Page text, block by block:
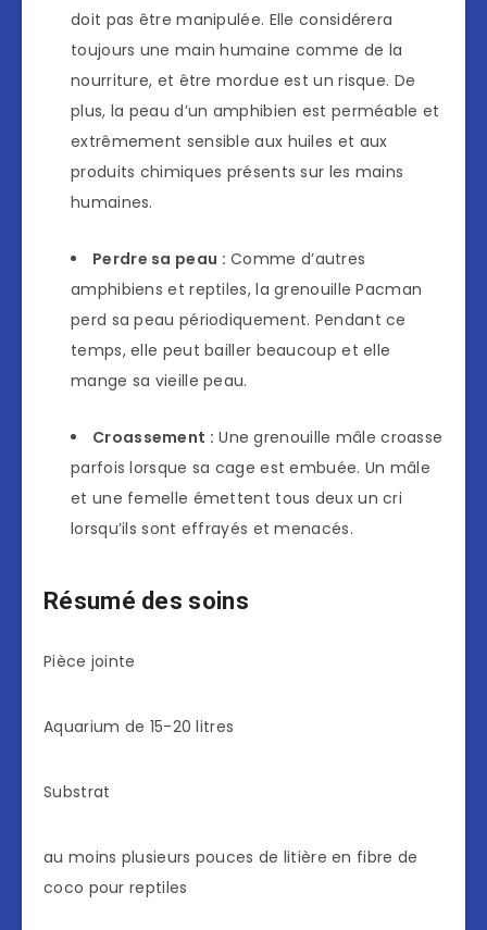
doit pas être manipulée. Elle considérera
toujours une main humaine comme de la
nourriture, et être mordue est un risque. De
plus, la peau d’un amphibien est perméable et
extrêmement sensible aux huiles et aux
produits chimiques présents sur les mains
humaines.
Perdre sa peau : Comme d’autres
amphibiens et reptiles, la grenouille Pacman
perd sa peau périodiquement. Pendant ce
temps, elle peut bailler beaucoup et elle
mange sa vieille peau.
Croassement : Une grenouille mâle croasse
parfois lorsque sa cage est embuée. Un mâle
et une femelle émettent tous deux un cri
lorsqu’ils sont effrayés et menacés.
Résumé des soins
Pièce jointe
Aquarium de 15-20 litres
Substrat
au moins plusieurs pouces de litière en fibre de
coco pour reptiles